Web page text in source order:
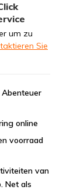
um zu
Sie
online
voorraad
van
Net als